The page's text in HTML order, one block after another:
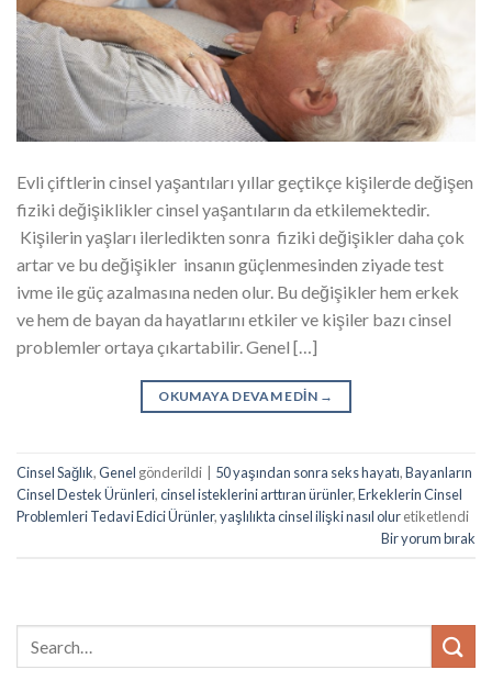
Evli çiftlerin cinsel yaşantıları yıllar geçtikçe kişilerde değişen
fiziki değişiklikler cinsel yaşantıların da etkilemektedir.
Kişilerin yaşları ilerledikten sonra fiziki değişikler daha çok
artar ve bu değişikler insanın güçlenmesinden ziyade test
ivme ile güç azalmasına neden olur. Bu değişikler hem erkek
ve hem de bayan da hayatlarını etkiler ve kişiler bazı cinsel
problemler ortaya çıkartabilir. Genel […]
OKUMAYA DEVAM EDIN →
Cinsel Sağlık,Genel gönderildi | 50 yaşından sonra seks hayatı,Bayanların
Cinsel Destek Ürünleri,cinsel isteklerini arttıran ürünler,Erkeklerin Cinsel
Problemleri Tedavi Edici Ürünler,yaşlılıkta cinsel ilişki nasıl oluretiketlendi
Bir yorum bırak